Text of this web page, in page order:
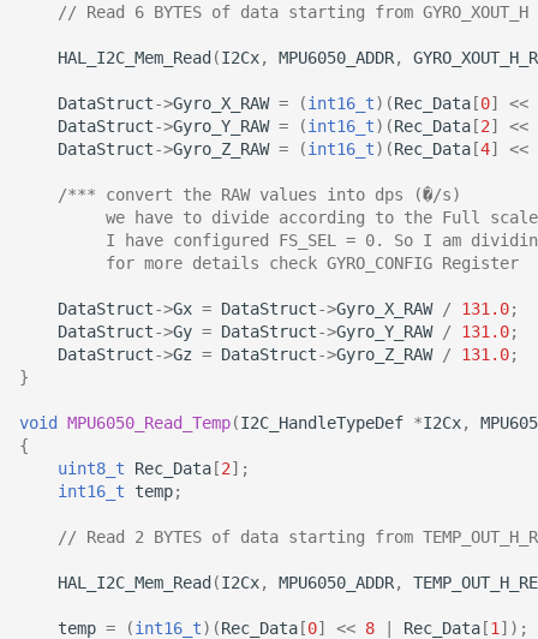
// Read 6 BYTES of data starting from
HAL_I2C_Mem_Read(I2Cx, MPU6050_ADDR,
DataStruct->Gyro_X_RAW = (int16_t)(Rec_Data[0]
<<
DataStruct->Gyro_Y_RAW = (int16_t)(Rec_Data[2]
<<
DataStruct->Gyro_Z_RAW = (int16_t)(Rec_Data[4] <<
/*** convert the RAW values into dps (�/s)
we have to divide according to the Full
I have configured FS_SEL = 0. So I am
for more details check GYRO_CONFIG Register
DataStruct->Gx = DataStruct->Gyro_X_RAW / 131.0;
DataStruct->Gy = DataStruct->Gyro_Y_RAW / 131.0;
DataStruct->Gz = DataStruct->Gyro_Z_RAW / 131.0;
}
void MPU6050_Read_Temp(I2C_HandleTypeDef *I2Cx,
{
uint8_t
Rec_Data[2];
int16_t
temp;
// Read 2 BYTES of data starting from
HAL_I2C_Mem_Read(I2Cx, MPU6050_ADDR,
temp = (int16_t)(Rec_Data[0] << 8 | Rec_Data[1 ]);